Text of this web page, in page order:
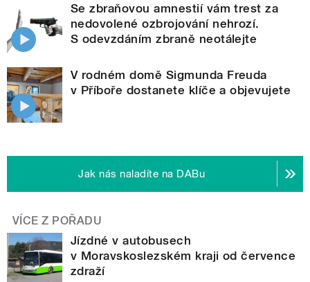
Se zbraňovou amnestií vám trest za
nedovolené ozbrojování nehrozí.
S odevzdáním zbraně neotálejte
V rodném domě Sigmunda Freuda
v Příboře dostanete klíče a objevujete
Jak nás naladíte na DABu
VÍCE Z POŘADU
Jízdné v autobusech
v Moravskoslezském kraji od července
zdraží